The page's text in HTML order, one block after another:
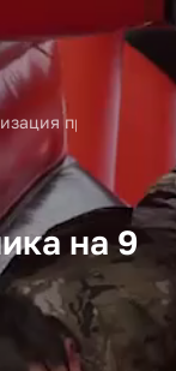
праздника
на 9